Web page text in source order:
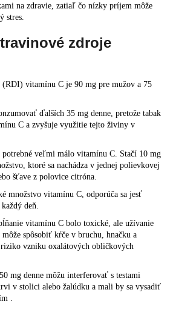
na zdravie, zatiaľ čo nízky príjem môže
stres.
zdroje
(RDI) vitamínu C je 90 mg pre mužov a 75
ďalších 35 mg denne, pretože tabak
C a zvyšuje využitie tejto živiny v
potrebné veľmi málo vitamínu C. Stačí 10 mg
ktoré sa nachádza v jednej polievkovej
šťave z polovice citróna.
množstvo vitamínu C, odporúča sa jesť
deň.
vitamínu C bolo toxické, ale užívanie
spôsobiť kŕče v bruchu, hnačku a
vzniku oxalátových obličkových
mg denne môžu interferovať s testami
v stolici alebo žalúdku a mali by sa vysadiť
.